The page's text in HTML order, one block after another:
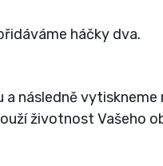
háčky dva.
následně
životnost Vašeho